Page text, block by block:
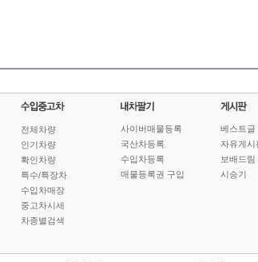
전체차량
인기차량
확인차량
특수/특장차
수입차매장
중고차시세
차종별검색
사이버매물등록
국산차등록
수입차등록
매물등록권 구입
베스트글
자유게시
보배드림
시승기